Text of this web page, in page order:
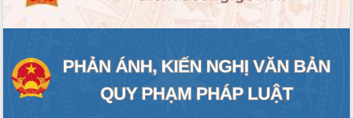
nhanh tiến độ các dự án trọng điểm
trong Khu kinh tế Nam Phú Yên
tồn biển
Lấy ý kiến điều chỉnh Quy hoạch tỉnh
Đắk Lắk thời kỳ 2021-2030, tầm nhìn